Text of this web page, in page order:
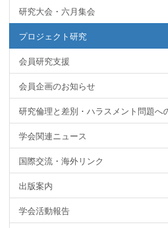
研究大会・六月集会
プロジェクト研究
会員研究支援
会員企画のお知らせ
研究倫理と差別・ハラスメント問題へ
学会関連ニュース
国際交流・海外リンク
出版案内
学会活動報告